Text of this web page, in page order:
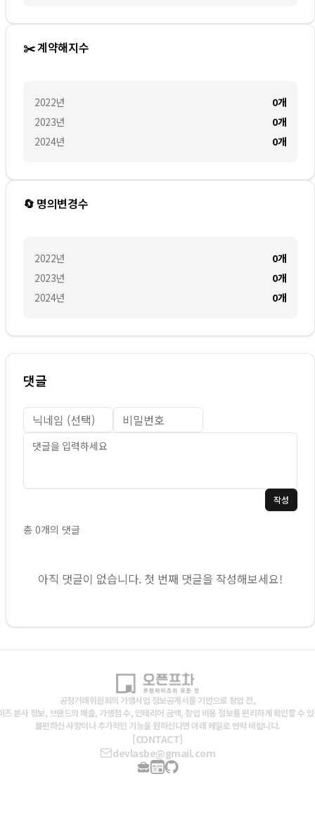
✂️ 계약해지수
2022년
2023년
2024년
0개
0개
0개
🔄 명의변경수
2022년
2023년
2024년
0개
0개
0개
댓글
작성
총 0개의 댓글
아직 댓글이 없습니다. 첫 번째 댓글을 작성해보세요!
공정거래위원회의 가맹사업 정보공개서를 기반으로 창업 전,
즈 본사 정보, 브랜드의 매출, 가맹점 수, 인테리어 금액, 창업 비용 정보를 편리하게 확인할 수
불편하신 사항이나 추가적인 기능을 원하신다면 아래 메일로 연락 바랍니다.
[CONTACT]
devlasbe@gmail.com